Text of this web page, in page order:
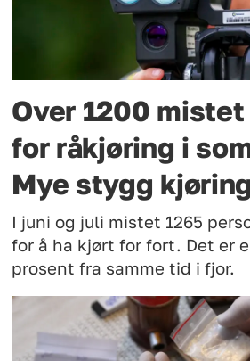
Over 1200
for råkjøring i
Mye stygg kjøring
I juni og juli mistet 1265
for å ha kjørt for fort. Det er
prosent fra samme tid i fjor.